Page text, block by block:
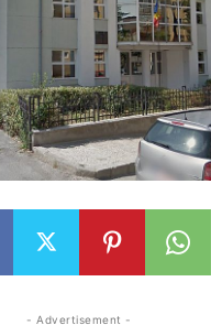
- Advertisement -